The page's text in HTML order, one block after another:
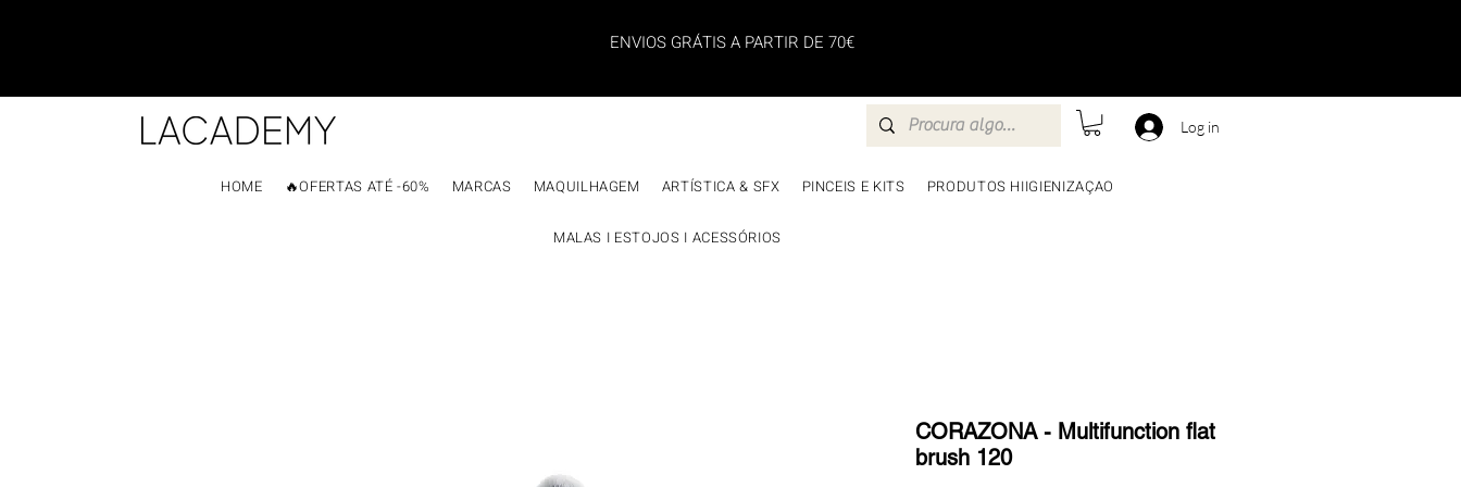
ENVIOS GRÁTIS A PARTIR DE 70€
Log in
HOME 🔥OFERTAS ATÉ -60% MARCAS MAQUILHAGEM ARTÍSTICA & SFX PINCEIS E KITS PRODUTOS HIIGIENIZAÇAO
MALAS I ESTOJOS I ACESSÓRIOS
CORAZONA - Multifunction flat
brush 120